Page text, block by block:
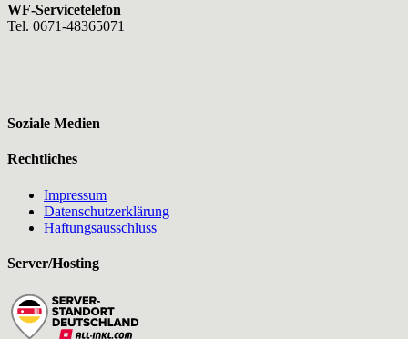
WF-Servicetelefon
Tel. 0671-48365071
Soziale Medien
Rechtliches
Impressum
Datenschutzerklärung
Haftungsausschluss
Server/Hosting